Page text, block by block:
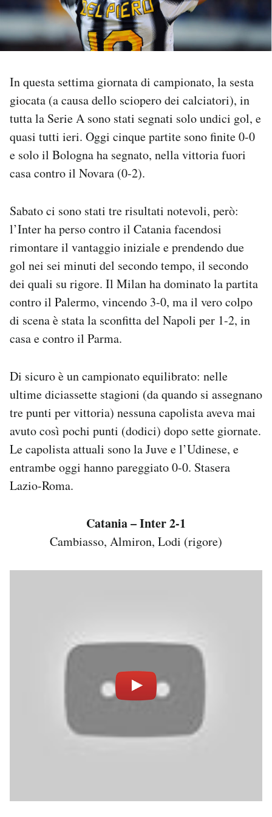
PODCAST
I MIEI PREFERITI
SHOP
AREA PERSONALE
Area Personale
Newsletter
Notifiche mobile
Regala il Post
In questa settima giornata di campionato, la sesta
giocata (a causa dello sciopero dei calciatori), in
tutta la Serie A sono stati segnati solo undici gol, e
quasi tutti ieri. Oggi cinque partite sono finite 0-0
e solo il Bologna ha segnato, nella vittoria fuori
casa contro il Novara (0-2).
Sabato ci sono stati tre risultati notevoli, però:
l’Inter ha perso contro il Catania facendosi
rimontare il vantaggio iniziale e prendendo due
gol nei sei minuti del secondo tempo, il secondo
dei quali su rigore. Il Milan ha dominato la partita
contro il Palermo, vincendo 3-0, ma il vero colpo
di scena è stata la sconfitta del Napoli per 1-2, in
casa e contro il Parma.
Di sicuro è un campionato equilibrato: nelle
ultime diciassette stagioni (da quando si assegnano
tre punti per vittoria) nessuna capolista aveva mai
avuto così pochi punti (dodici) dopo sette giornate.
Le capolista attuali sono la Juve e l’Udinese, e
entrambe oggi hanno pareggiato 0-0. Stasera
Lazio-Roma.
Catania – Inter 2-1
Cambiasso, Almiron, Lodi (rigore)